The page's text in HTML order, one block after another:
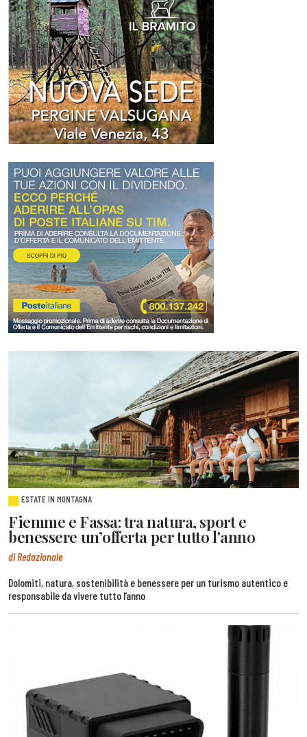
ESTATE IN MONTAGNA
Fiemme e Fassa: tra natura, sport e
benessere un’offerta per tutto l'anno
di Redazionale
Dolomiti, natura, sostenibilità e benessere per un turismo autentico e
responsabile da vivere tutto l’anno